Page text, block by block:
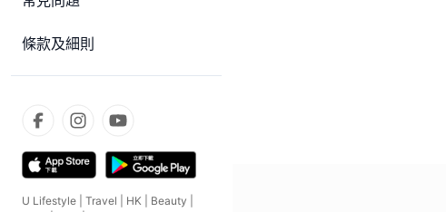
條款及細則
U Lifestyle Travel HK Beauty